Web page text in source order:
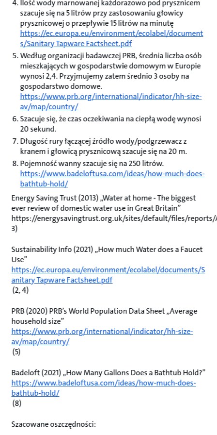
Ilość wody marnowanej każdorazowo pod prysznicem
szacuje się na 5 litrów przy zastosowaniu głowicy
prysznicowej o przepływie 15 litrów na minutę
https://ec.europa.eu/environment/ecolabel/document
s/Sanitary Tapware Factsheet.pdf
Według organizacji badawczej PRB, średnia liczba osób
mieszkających w gospodarstwie domowym w Europie
wynosi 2,4. Przyjmujemy zatem średnio 3 osoby na
gospodarstwo domowe.
https://www.prb.org/international/indicator/hh-size-
av/map/country/
Szacuje się, że czas oczekiwania na ciepłą wodę wynosi
20 sekund.
Długość rury łączącej źródło wody/podgrzewacz z
kranem i głowicą prysznicową szacuje się na 20 m.
Pojemność wanny szacuje się na 250 litrów.
https://www.badeloftusa.com/ideas/how-much-does-
bathtub-hold/
Energy Saving Trust (2013) „Water at home - The biggest
ever review of domestic water use in Great Britain”
https://energysavingtrust.org.uk/sites/default/files/reports/
3)
Sustainability Info (2021) „How much Water does a Faucet
Use”
https://ec.europa.eu/environment/ecolabel/documents/S
anitary Tapware Factsheet.pdf
(2, 4)
PRB (2020) PRB’s World Population Data Sheet „Average
household size”
https://www.prb.org/international/indicator/hh-size-
av/map/country/
(5)
Badeloft (2021) „How Many Gallons Does a Bathtub Hold?”
https://www.badeloftusa.com/ideas/how-much-does-
bathtub-hold/
(8)
Szacowane oszczędności: